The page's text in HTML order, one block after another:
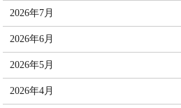
2026年7月
2026年6月
2026年5月
2026年4月